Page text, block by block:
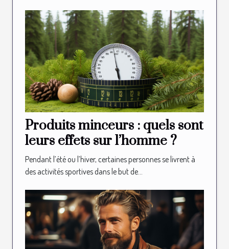
Produits minceurs : quels sont
leurs effets sur l’homme ?
Pendant l’été ou l’hiver, certaines personnes se livrent à
des activités sportives dans le but de...